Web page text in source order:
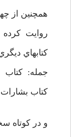
همچنين از
روايت
كتابهاي
جمله: كتاب
كتاب
و در كوتاه